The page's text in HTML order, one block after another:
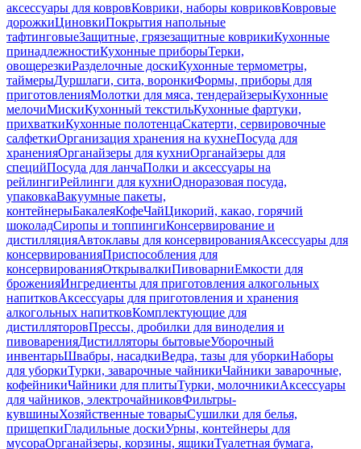
аксессуары для ковровКоврики, наборы ковриковКовровые
дорожкиЦиновкиПокрытия напольные
тафтинговыеЗащитные, грязезащитные коврикиКухонные
принадлежностиКухонные приборыТерки,
овощерезкиРазделочные доскиКухонные термометры,
таймерыДуршлаги, сита, воронкиФормы, приборы для
приготовленияМолотки для мяса, тендерайзерыКухонные
мелочиМискиКухонный текстильКухонные фартуки,
прихваткиКухонные полотенцаСкатерти, сервировочные
салфеткиОрганизация хранения на кухнеПосуда для
храненияОрганайзеры для кухниОрганайзеры для
специйПосуда для ланчаПолки и аксессуары на
рейлингиРейлинги для кухниОдноразовая посуда,
упаковкаВакуумные пакеты,
контейнерыБакалеяКофеЧайЦикорий, какао, горячий
шоколадСиропы и топпингиКонсервирование и
дистилляцияАвтоклавы для консервированияАксессуары для
консервированияПриспособления для
консервированияОткрывалкиПивоварниЕмкости для
броженияИнгредиенты для приготовления алкогольных
напитковАксессуары для приготовления и хранения
алкогольных напитковКомплектующие для
дистилляторовПрессы, дробилки для виноделия и
пивоваренияДистилляторы бытовыеУборочный
инвентарьШвабры, насадкиВедра, тазы для уборкиНаборы
для уборкиТурки, заварочные чайникиЧайники заварочные,
кофейникиЧайники для плитыТурки, молочникиАксессуары
для чайников, электрочайниковФильтры-
кувшиныХозяйственные товарыСушилки для белья,
прищепкиГладильные доскиУрны, контейнеры для
мусораОрганайзеры, корзины, ящикиТуалетная бумага,